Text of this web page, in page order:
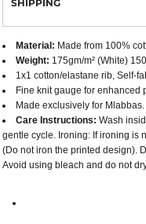
SHIPPING
Material: Made from 100%
Weight: 175gm/m² (White)
1x1 cotton/elastane rib, Self-
Fine knit gauge for enhanced
Made exclusively for Mlabbas.
Care Instructions: Wash
gentle cycle. Ironing: If ironing is
(Do not iron the printed design).
Avoid using bleach and do not